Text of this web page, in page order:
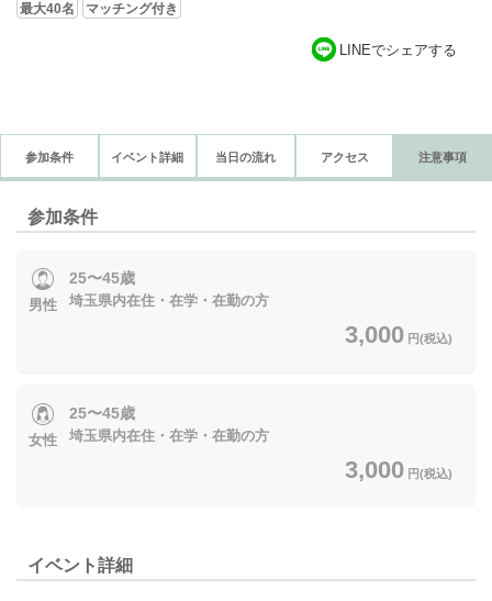
最大40名 マッチング付き
LINEでシェアする
参加条件 イベント詳細 当日の流れ アクセス 注意事項
参加条件
男性
25〜45歳
埼玉県内在住・在学・在勤の方
3,000 円(税込)
女性
25〜45歳
埼玉県内在住・在学・在勤の方
3,000 円(税込)
イベント詳細